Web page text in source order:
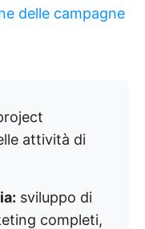
delle campagne
attività di
sviluppo di
completi,